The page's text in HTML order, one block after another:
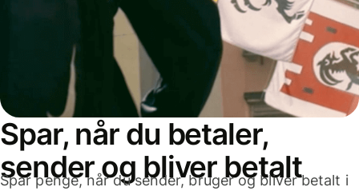
Spar, når du betaler,
sender og bliver betalt
Spar penge, når du sender, bruger og bliver betalt i